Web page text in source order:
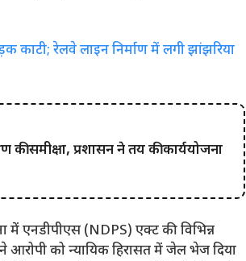
रेलवे लाइन निर्माण में लगी झांझरिया
की समीक्षा, प्रशासन ने तय की कार्ययोजना
एनडीपीएस (NDPS) एक्ट की विभिन्न
आरोपी को न्यायिक हिरासत में जेल भेज दिया